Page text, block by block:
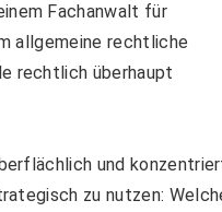
Fachanwalt für
allgemeine rechtliche
rechtlich überhaupt
und
zu nutzen: